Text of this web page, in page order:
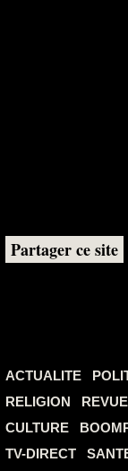
Partager ce site
ACTUALITE
RELIGION
CULTURE
TV-DIRECT